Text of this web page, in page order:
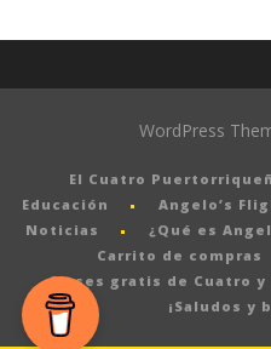
WordPress
El Cuatro
Educación
Angelo’s
Noticias
¿Qué es
Carrito de compras
Clases gratis de Cuatro
¡Saludos y